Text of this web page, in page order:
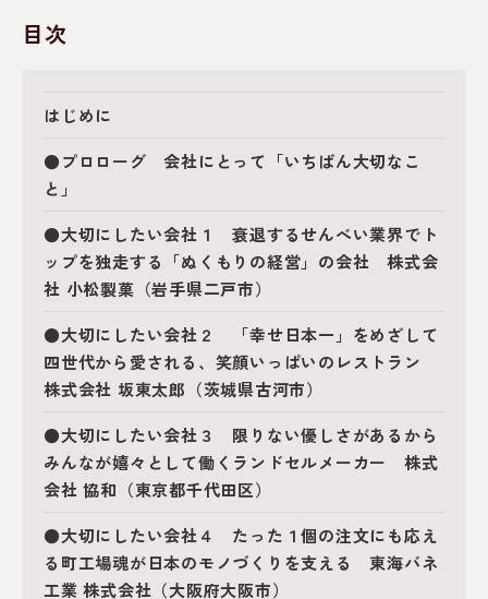
目次
はじめに
●プロローグ 会社にとって「いちばん大切なこ
と」
●大切にしたい会社１ 衰退するせんべい業界でト
ップを独走する「ぬくもりの経営」の会社 株式会
社 小松製菓（岩手県二戸市）
●大切にしたい会社２ 「幸せ日本一」をめざして
四世代から愛される、笑顔いっぱいのレストラン
株式会社 坂東太郎（茨城県古河市）
●大切にしたい会社３ 限りない優しさがあるから
みんなが嬉々として働くランドセルメーカー 株式
会社 協和（東京都千代田区）
●大切にしたい会社４ たった１個の注文にも応え
る町工場魂が日本のモノづくりを支える 東海バネ
工業 株式会社（大阪府大阪市）